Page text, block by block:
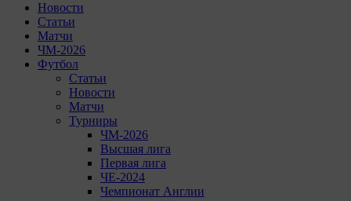
Новости
Статьи
Матчи
ЧМ-2026
Футбол
Статьи
Новости
Матчи
Турниры
ЧМ-2026
Высшая лига
Первая лига
ЧЕ-2024
Чемпионат Англии